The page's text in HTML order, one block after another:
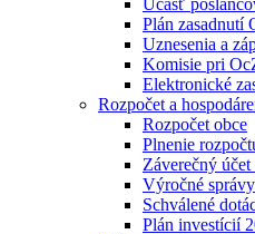
Účasť
Plán zasadnutí
Uznesenia a
Komisie pri
Elektronické
Rozpočet a
Rozpočet obce
Plnenie
Záverečný účet
Výročné správy
Schválené
Plán investícií